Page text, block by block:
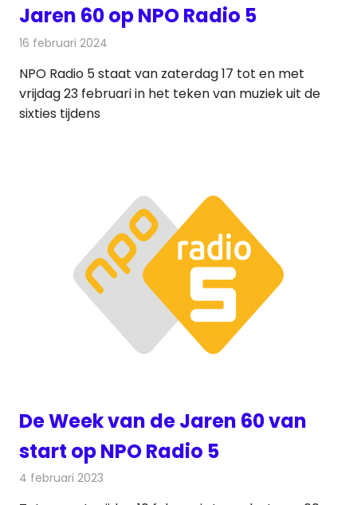
Jaren 60 op NPO Radio 5
16 februari 2024
NPO Radio 5 staat van zaterdag 17 tot en met
vrijdag 23 februari in het teken van muziek uit de
sixties tijdens
De Week van de Jaren 60 van
start op NPO Radio 5
4 februari 2023